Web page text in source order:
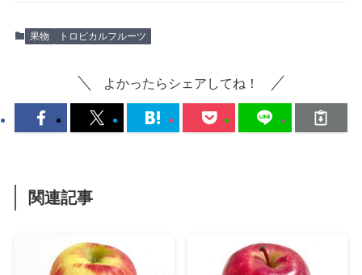
果物 トロピカルフルーツ
よかったらシェアしてね！
関連記事